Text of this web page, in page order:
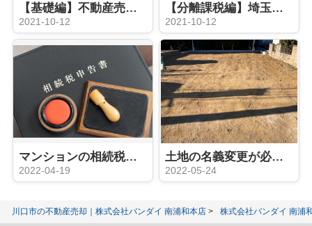
【基礎編】不動産売却を検討中の方必見！売却時にかかる税金の種類とは？
2021-10-12
【分離課税編】埼玉で不動産売却を検討している方必見！ 譲渡所得にかかる税金とは？
2021-10-12
マンションの相続税の計算方法とは？相続の際に注意するポイントは？
2022-04-19
土地の名義変更が必要なケースやタイミングとは？注意点もご紹介！
2022-05-24
川口市の不動産売却｜株式会社バンダイ 南浦和本店 株式会社バンダイ 南浦